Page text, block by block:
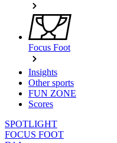
Focus Foot
Insights
Other sports
FUN ZONE
Scores
SPOTLIGHT
FOCUS FOOT